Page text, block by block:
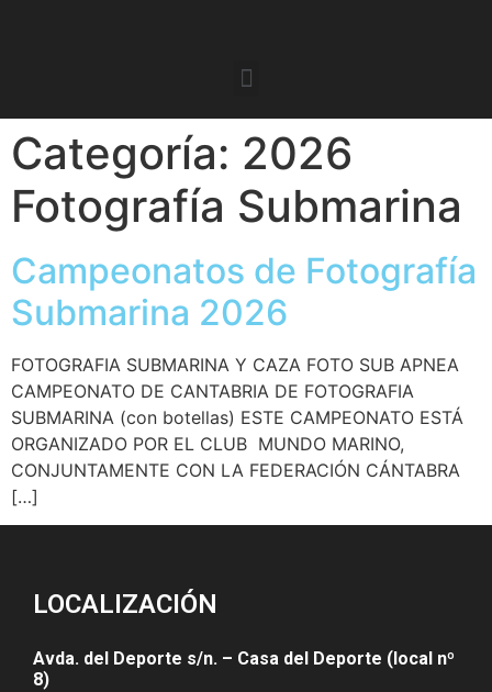
Categoría: 2026
Fotografía Submarina
Campeonatos de Fotografía
Submarina 2026
FOTOGRAFIA SUBMARINA Y CAZA FOTO SUB APNEA
CAMPEONATO DE CANTABRIA DE FOTOGRAFIA
SUBMARINA (con botellas) ESTE CAMPEONATO ESTÁ
ORGANIZADO POR EL CLUB MUNDO MARINO,
CONJUNTAMENTE CON LA FEDERACIÓN CÁNTABRA
[…]
LOCALIZACIÓN
Avda. del Deporte s/n. – Casa del Deporte (local nº
8)